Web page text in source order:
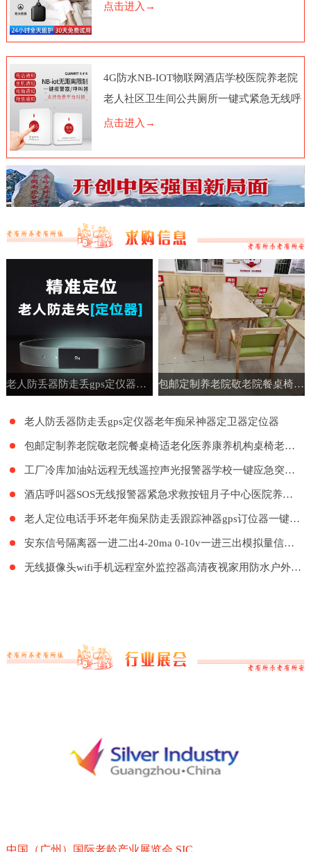
点击进入→
4G防水NB-IOT物联网酒店学校医院养老院
老人社区卫生间公共厕所一键式紧急无线呼
叫报警器按钮电话脑远程
点击进入→
老人防丢器防走丢gps定仪器老年痴呆神器定卫器定位器 包邮定制养老院敬老院餐桌椅适老化医养康养机构桌椅老年公寓家具
老人防丢器防走丢gps定仪器老年痴呆神器定卫器定位器
包邮定制养老院敬老院餐桌椅适老化医养康养机构桌椅老年公寓家具
工厂冷库加油站远程无线遥控声光报警器学校一键应急突发紧急呼叫
酒店呼叫器SOS无线报警器紧急求救按钮月子中心医院养老院LORA远距离呼叫系统餐厅工厂餐饮呼叫器医护呼叫器
老人定位电话手环老年痴呆防走丢跟踪神器gps订位器一键报警手表
安东信号隔离器一进二出4-20ma 0-10v一进三出模拟量信号隔离器
无线摄像头wifi手机远程室外监控器高清夜视家用防水户外探头套装